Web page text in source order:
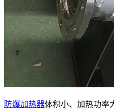
防爆加热器体积小、加热功率